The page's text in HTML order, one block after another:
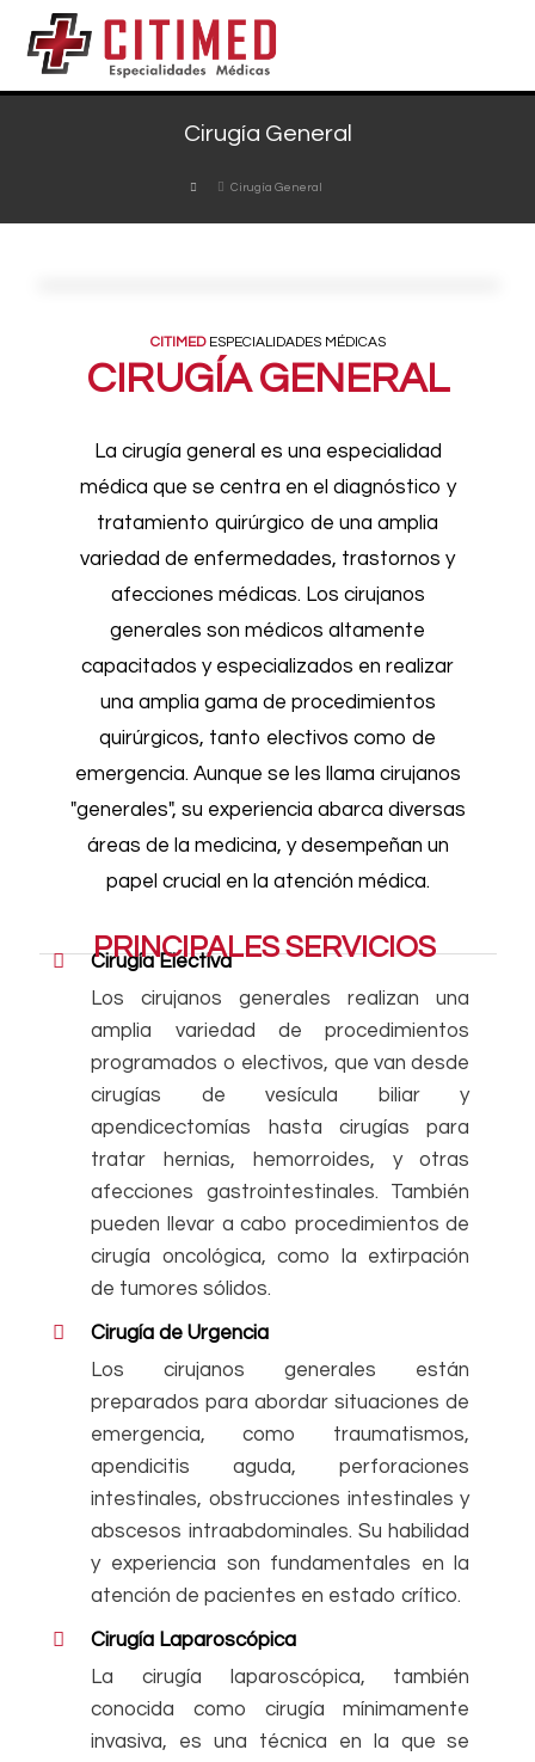
Cirugía General
Cirugía General
CITIMED ESPECIALIDADES MÉDICAS
CIRUGÍA GENERAL
La cirugía general es una especialidad
médica que se centra en el diagnóstico y
tratamiento quirúrgico de una amplia
variedad de enfermedades, trastornos y
afecciones médicas. Los cirujanos
generales son médicos altamente
capacitados y especializados en realizar
una amplia gama de procedimientos
quirúrgicos, tanto electivos como de
emergencia. Aunque se les llama cirujanos
"generales", su experiencia abarca diversas
áreas de la medicina, y desempeñan un
papel crucial en la atención médica.
PRINCIPALES SERVICIOS
Cirugía Electiva
Los cirujanos generales realizan una
amplia variedad de procedimientos
programados o electivos, que van desde
cirugías de vesícula biliar y
apendicectomías hasta cirugías para
tratar hernias, hemorroides, y otras
afecciones gastrointestinales. También
pueden llevar a cabo procedimientos de
cirugía oncológica, como la extirpación
de tumores sólidos.
Cirugía de Urgencia
Los cirujanos generales están
preparados para abordar situaciones de
emergencia, como traumatismos,
apendicitis aguda, perforaciones
intestinales, obstrucciones intestinales y
abscesos intraabdominales. Su habilidad
y experiencia son fundamentales en la
atención de pacientes en estado crítico.
Cirugía Laparoscópica
La cirugía laparoscópica, también
conocida como cirugía mínimamente
invasiva, es una técnica en la que se